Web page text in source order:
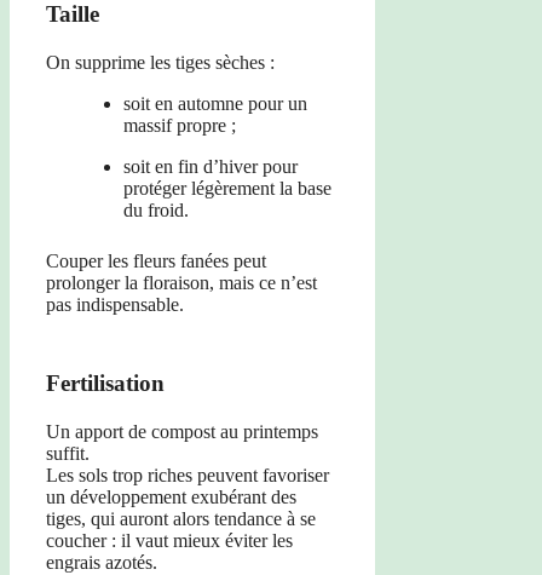
Taille
On supprime les tiges sèches :
soit en automne pour un
massif propre ;
soit en fin d’hiver pour
protéger légèrement la base
du froid.
Couper les fleurs fanées peut
prolonger la floraison, mais ce n’est
pas indispensable.
Fertilisation
Un apport de compost au printemps
suffit.
Les sols trop riches peuvent favoriser
un développement exubérant des
tiges, qui auront alors tendance à se
coucher : il vaut mieux éviter les
engrais azotés.